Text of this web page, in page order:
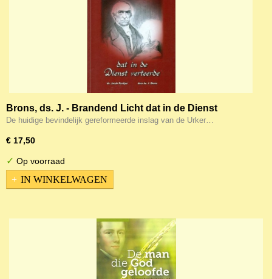
Brons, ds. J. - Brandend Licht dat in de Dienst
verteerde
De huidige bevindelijk gereformeerde inslag van de Urker…
€ 17,50
✓ Op voorraad
IN WINKELWAGEN